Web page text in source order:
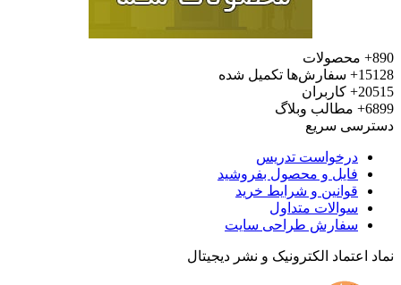
محصولات
سفارش‌ها تکمیل شده
کاربران
مطالب وبلاگ
سریع
درخواست تدریس
فایل و محصول بفروشید
قوانین و شرایط خرید
سوالات متداول
سفارش طراحی سایت
اعتماد الکترونیک و نشر دیجیتال